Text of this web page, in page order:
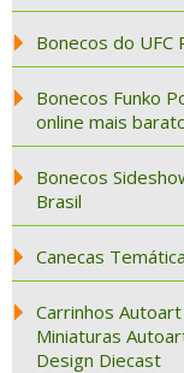
Bonecos do UFC
Bonecos Funko
online mais
Bonecos
Brasil
Canecas
Carrinhos
Miniaturas
Design Diecast